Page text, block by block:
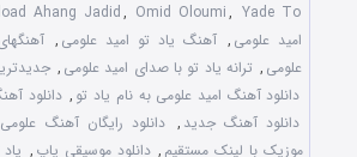
Ahang Jadid, Omid Oloumi, Yade To
امید علومی , آهنگ یاد تو امید علومی ,
علومی , ترانه یاد تو با صدای امید علومی ,
دانلود آهنگ امید علومی به نام یاد تو , دانلود
دانلود آهنگ جدید , دانلود رایگان آهنگ
موزیک با لینک مستقیم , دانلود موسیقی پاپ ,